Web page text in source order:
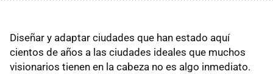
Diseñar y adaptar ciudades que han estado aquí
cientos de años a las ciudades ideales que muchos
visionarios tienen en la cabeza no es algo inmediato.